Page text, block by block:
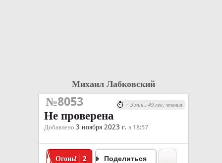
Михаил Лабковский
№8053
Не проверена
Добавлено 3 ноября 2023 г. в 18:57
Огонь! 2 Поделиться
~ 3 мин., 49 сек. чтения